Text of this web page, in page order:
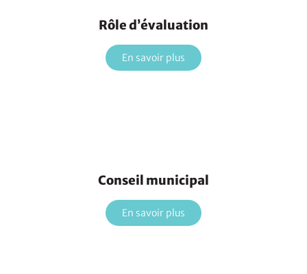
Rôle d’évaluation
En savoir plus
Conseil municipal
En savoir plus